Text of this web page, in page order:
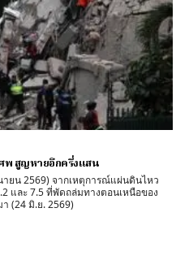
พ สูญหายอีกครึ่งแสน
ยน 2569) จากเหตุการณ์แผ่นดินไหว
และ 7.5 ที่พัดถล่มทางตอนเหนือของ
(24 มิ.ย. 2569)